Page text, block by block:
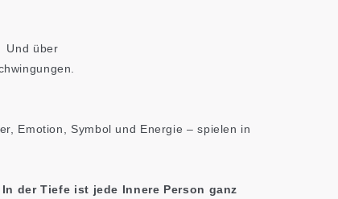
Und über
Emotion, Symbol und Energie – spielen in
der Tiefe ist jede Innere Person ganz